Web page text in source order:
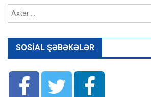
SOSIAL ŞƏBƏKƏLƏR